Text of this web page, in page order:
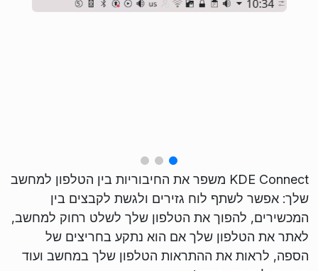
KDE Connect משפר את החיבוריות בין הטלפון למחשב
שלך: אפשר לשתף לוח גזירים ולגשת לקבצים בין
המכשירים, להפוך את הטלפון שלך לשלט רחוק למחשב,
לאתר את הטלפון שלך אם הוא נתקע בחריצים של
הספה, לראות את ההתראות הטלפון שלך במחשב ועוד